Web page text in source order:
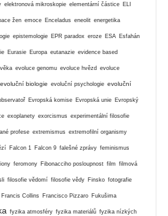
elektronová mikroskopie elementární částice ELI
žen emoce Enceladus eneolit energetika
epistemologie EPR paradox eroze ESA Esfahán
Eurasie Europa eutanazie evidence based
evoluce genomu evoluce hvězd evoluce
evoluční biologie evoluční psychologie evoluční
Evropská komise Evropská unie Evropský
exoplanety exorcismus experimentální filosofie
profese extremismus extremofilní organismy
Falcon 1 Falcon 9 falešné zprávy feminismus
feromony Fibonacciho posloupnost film filmová
filosofie vědomí filosofie vědy Finsko fotografie
Francis Collins Francisco Pizzaro Fukušima
fyzika atmosféry fyzika materiálů fyzika nízkých